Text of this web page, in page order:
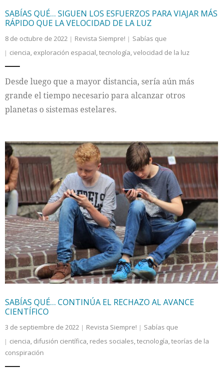
SABÍAS QUÉ… SIGUEN LOS ESFUERZOS PARA VIAJAR MÁS
RÁPIDO QUE LA VELOCIDAD DE LA LUZ
8 de octubre de 2022 Revista Siempre!
Sabías que
ciencia, exploración espacial,tecnología,velocidad de la luz
Desde luego que a mayor distancia, sería aún más
grande el tiempo necesario para alcanzar otros
planetas o sistemas estelares.
SABÍAS QUÉ… CONTINÚA EL RECHAZO AL AVANCE
CIENTÍFICO
3 de septiembre de 2022 Revista Siempre!
Sabías que
ciencia, difusión científica, redes sociales,tecnología,teorías de la
conspiración